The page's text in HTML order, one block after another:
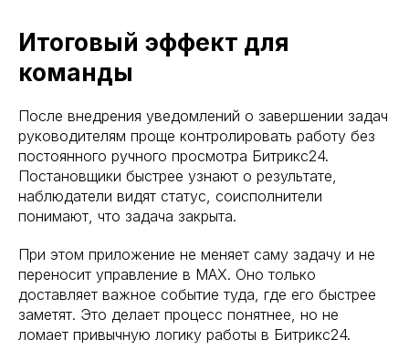
Итоговый эффект для
команды
После внедрения уведомлений о завершении задач
руководителям проще контролировать работу без
постоянного ручного просмотра Битрикс24.
Постановщики быстрее узнают о результате,
наблюдатели видят статус, соисполнители
понимают, что задача закрыта.
При этом приложение не меняет саму задачу и не
переносит управление в MAX. Оно только
доставляет важное событие туда, где его быстрее
заметят. Это делает процесс понятнее, но не
ломает привычную логику работы в Битрикс24.